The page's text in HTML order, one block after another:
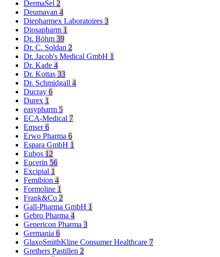
DermaSel 2
Deumavan 4
Diepharmex Laboratoires 3
Diosapharm 1
Dr. Böhm 39
Dr. C. Soldan 2
Dr. Jacob's Medical GmbH 1
Dr. Kade 4
Dr. Kottas 33
Dr. Schmidgall 4
Ducray 6
Durex 1
easypharm 5
ECA-Medical 7
Emser6
Erwo Pharma 6
Espara GmbH 1
Eubos 12
Eucerin 56
Excipial 1
Femibion 4
Formoline 1
Frank&Co 2
Gall-Pharma GmbH 1
Gebro Pharma 4
Genericon Pharma 3
Germania 6
GlaxoSmithKline Consumer Healthcare 7
Grethers Pastillen 2